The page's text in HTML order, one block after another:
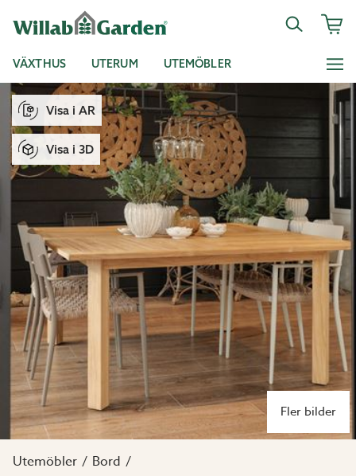
VÄXTHUS UTERUM UTEMÖBLER
Visa i AR
Visa i 3D
Fler bilder
Utemöbler Bord